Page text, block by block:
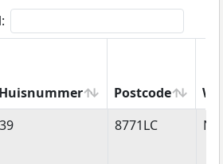
Huisnummer Postcode
Huisnummer Postcode
39 8771LC